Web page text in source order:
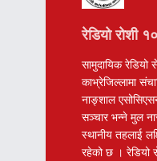
रेडियो रोशी
सामुदायिक रेडियो
काभ्रेजिल्लामा
नाङ्शाल
सञ्चार भन्ने मुल
स्थानीय तहलाई
रहेको छ । रेडियो